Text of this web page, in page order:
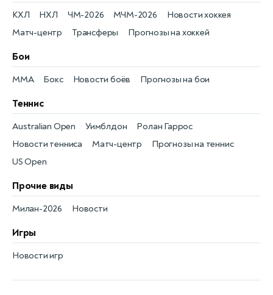
Новости хоккея
КХЛ
Матч-центр
НХЛ
Трансферы
ЧМ-2026
Прогнозы на хоккей
МЧМ-2026
Бои
Новости боёв
MMA Прогнозы на бои
Бокс
Теннис
Новости тенниса
Australian Open
Матч-центр
Уимблдон
Прогнозы на теннис
Ролан Гаррос
US Open
Прочие виды
Новости
Милан-2026
Игры
Новости игр